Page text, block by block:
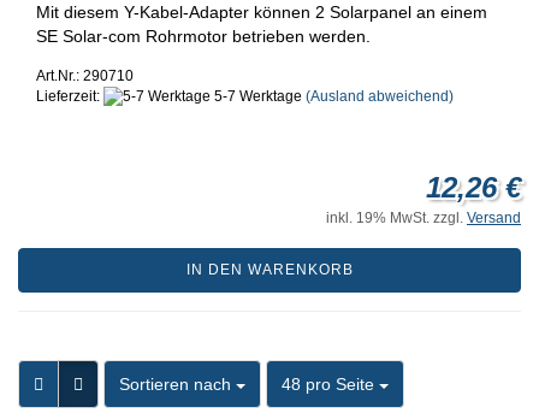
Mit diesem Y-Kabel-Adapter können 2 Solarpanel an einem
SE Solar-com Rohrmotor betrieben werden.
Art.Nr.: 290710
Lieferzeit:
5-7 Werktage (Ausland abweichend)
12,26 €
inkl. 19% MwSt. zzgl. Versand
IN DEN WARENKORB
Sortieren nach
Sortieren nach 48 pro Seite
pro Seite